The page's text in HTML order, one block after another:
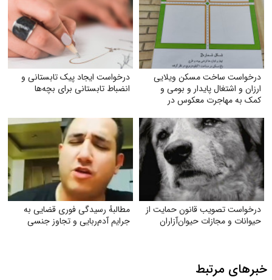
درخواست ساخت مسکن ویلایی
ارزان و اشتغال پایدار و بومی و
کمک به مهاجرت معکوس در
درخواست ایجاد پیک تابستانی و
انضباط تابستانی برای بچه‌ها
درخواست تصویب قانون حمایت از
حیوانات و مجازات حیوان‌آزاران
مطالبهٔ رسیدگی فوری قضایی به
جرایم آدم‌ربایی و تجاوز جنسی
خبرهای مرتبط